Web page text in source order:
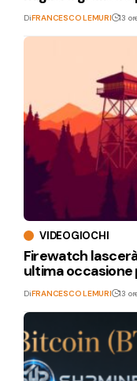
DiFRANCESCO LEMURI 13
VIDEOGIOCHI
Firewatch
ultima
DiFRANCESCO LEMURI 13